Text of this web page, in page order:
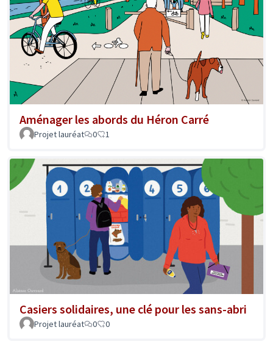
Aménager les abords du Héron Carré
Projet lauréat 0 1
Casiers solidaires, une clé pour les sans-abri
Projet lauréat 0 0